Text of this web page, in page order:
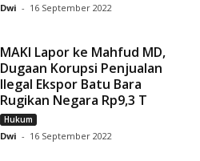
Dwi - 16 September 2022
MAKI Lapor ke Mahfud MD,
Dugaan Korupsi Penjualan
Ilegal Ekspor Batu Bara
Rugikan Negara Rp9,3 T
Hukum
Dwi - 16 September 2022